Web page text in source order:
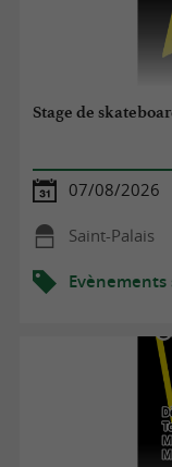
Stage de
07/08/2026
Saint-Palais
Evènements